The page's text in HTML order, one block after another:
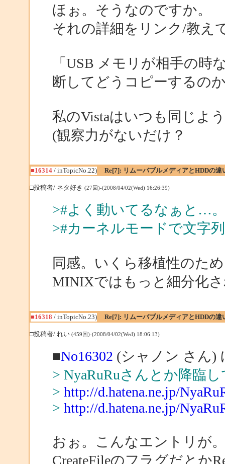
ほぉ。そうなのですか。
それの詳細をリンク/教え
「USB メモリが相手の
断してどうコピーするの
私のVistaはいつも同じよ
(観察力がないだけ？
■16314/ inTopicNo.22) Re[7]: リムーバブルメディアとHDDの違
□投稿者/ ネタ好き (27回)-(2008/04/02(Wed) 16:26:39)
>#よく動いてるなぁと…
>#カーネルモードで文字
同感。いくら移植性のた
MINIXではもっと細分化
■16318 / inTopicNo.23) Re[7]: リムーバブルメディアとHDDの違
□投稿者/ れい (459回)-(2008/04/02(Wed) 18:06:13)
■No16302 (シャノン さん)
> NyaRuRuさんとか降臨
> http://d.hatena.ne.jp/
> http://d.hatena.ne.jp/
おぉ。こんなエントリが
CreateFileのフラグだとか